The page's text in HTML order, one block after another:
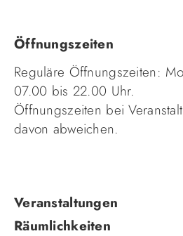
Öffnungszeiten
Reguläre Öffnungszeiten:
07.00 bis 22.00 Uhr.
Öffnungszeiten bei
davon abweichen.
Navigation
überspringen
Veranstaltungen
Räumlichkeiten